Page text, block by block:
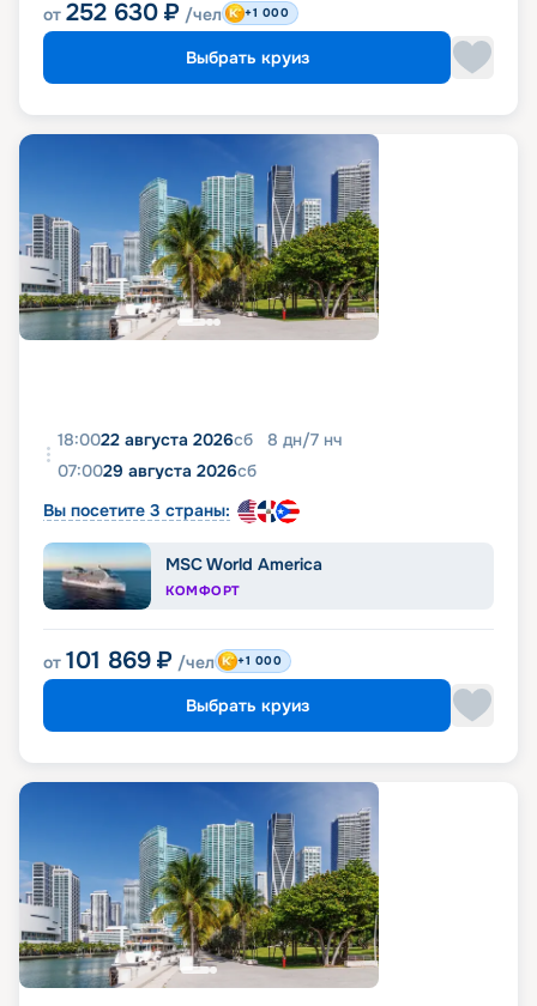
от 252 630 ₽ /чел +1 000
Выбрать круиз
18:0022 августа 2026сб 8 дн/7 нч
07:0029 августа 2026сб
Вы посетите 3 страны:
MSC World America
КОМФОРТ
от 101 869 ₽ /чел +1 000
Выбрать круиз